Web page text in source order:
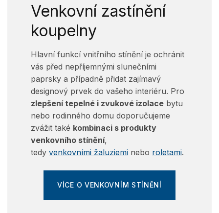
Venkovní zastínění
koupelny
Hlavní funkcí vnitřního stínění je ochránit
vás před nepříjemnými slunečními
paprsky a případně přidat zajímavý
designový prvek do vašeho interiéru. Pro
zlepšení tepelné i zvukové izolace bytu
nebo rodinného domu doporučujeme
zvážit také kombinaci s produkty
venkovního stínění,
tedy venkovními žaluziemi nebo roletami.
VÍCE O VENKOVNÍM STÍNĚNÍ